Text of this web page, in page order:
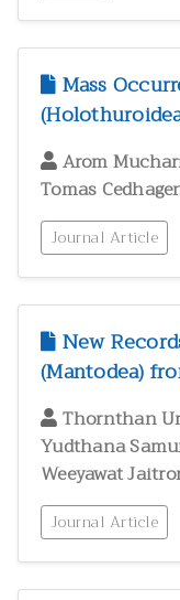
Mass
Arom
Tomas
Journal Article
New
(Mantodea)
Thornthan
Yudthana
Weeyawat
Journal Article